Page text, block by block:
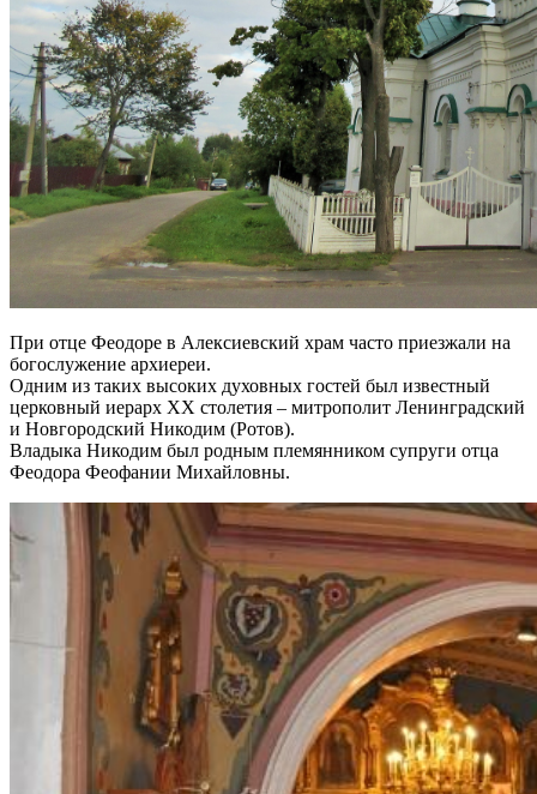
При отце Феодоре в Алексиевский храм часто приезжали на
богослужение архиереи.
Одним из таких высоких духовных гостей был известный
церковный иерарх ХХ столетия – митрополит Ленинградский
и Новгородский Никодим (Ротов).
Владыка Никодим был родным племянником супруги отца
Феодора Феофании Михайловны.